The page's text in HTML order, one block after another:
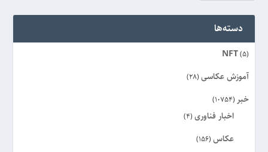
دسته‌ها
NFT(5)
آموزش عکاسی (28)
خبر (10754)
اخبار فناوری (4)
عکاس (156)